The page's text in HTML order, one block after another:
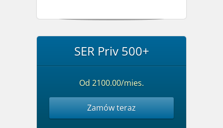
SER Priv 500+
Od 2100.00/mies.
Zamów teraz